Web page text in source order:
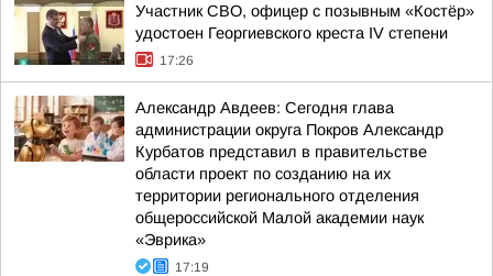
Участник СВО, офицер с позывным «Костёр»
удостоен Георгиевского креста IV степени
17:26
Александр Авдеев: Сегодня глава
администрации округа Покров Александр
Курбатов представил в правительстве
области проект по созданию на их
территории регионального отделения
общероссийской Малой академии наук
«Эврика»
17:19